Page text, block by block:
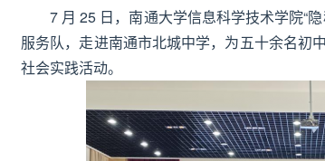
7 月 25 日，南通大学信息科学技术学院“
服务队，走进南通市北城中学，为五十余名初
社会实践活动。